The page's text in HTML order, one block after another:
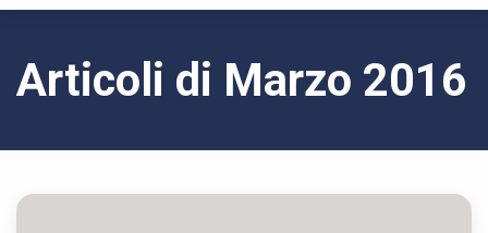
Articoli di Marzo 2016